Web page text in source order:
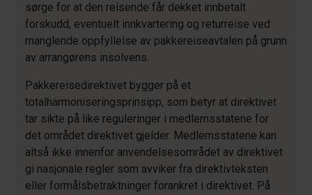
sørge for at den reisende får dekket innbetalt
forskudd, eventuelt innkvartering og returreise ved
manglende oppfyllelse av pakkereiseavtalen på grunn
av arrangørens insolvens.
Pakkereisedirektivet bygger på et
totalharmoniseringsprinsipp, som betyr at direktivet
tar sikte på like reguleringer i medlemsstatene for
det området direktivet gjelder. Medlemsstatene kan
altså ikke innenfor anvendelsesområdet av direktivet
gi nasjonale regler som avviker fra direktivteksten
eller formålsbetraktninger forankret i direktivet. På